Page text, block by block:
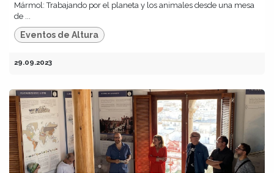
Mármol: Trabajando por el planeta y los animales desde una mesa
de ...
Eventos de Altura
29.09.2023